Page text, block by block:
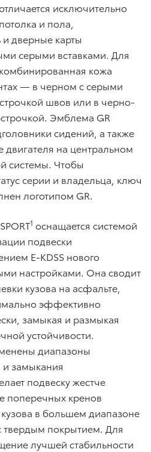
исключительно
и пола,
и дверные карты
серыми вставками. Для
кожа
— в черном с серыми
швов или в черно-
Эмблема GR
сидений, а также
двигателя на центральном
системы. Чтобы
серии и владельца, ключ
логотипом GR.
1 оснащается системой
подвески
E-KDSS нового
настройками. Она сводит
кузова на асфальте,
эффективно
замыкая и размыкая
устойчивости.
диапазоны
замыкания
подвеску жестче
поперечных кренов
в большем диапазоне
твердым покрытием. Для
лучшей стабильности